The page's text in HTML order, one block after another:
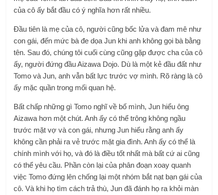
của cô ấy bắt đầu có ý nghĩa hơn rất nhiều.
Đầu tiên là mẹ của cô, người cũng bốc lửa và đam mê như
con gái, đến mức bà đe dọa Jun khi anh không gọi bà bằng
tên. Sau đó, chúng tôi cuối cùng cũng gặp được cha của cô
ấy, người đứng đầu Aizawa Dojo. Dù là một kẻ đầu đất như
Tomo và Jun, anh vẫn bất lực trước vợ mình. Rõ ràng là cô
ấy mặc quần trong mối quan hệ.
Bất chấp những gì Tomo nghĩ về bố mình, Jun hiểu ông
Aizawa hơn một chút. Anh ấy có thể trông không ngầu
trước mặt vợ và con gái, nhưng Jun hiểu rằng anh ấy
không cần phải ra vẻ trước mặt gia đình. Anh ấy có thể là
chính mình với họ, và đó là điều tốt nhất mà bất cứ ai cũng
có thể yêu cầu. Phần còn lại của phân đoạn xoay quanh
việc Tomo đứng lên chống lại một nhóm bắt nạt bạn gái của
cô. Và khi họ tìm cách trả thù, Jun đã đánh họ ra khỏi màn